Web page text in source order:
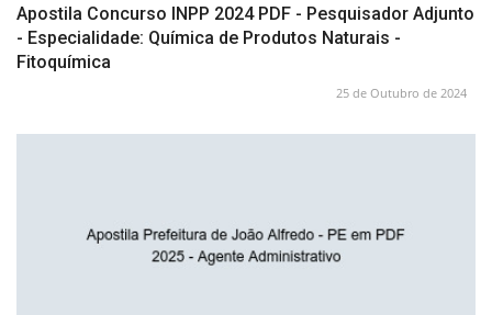
Apostila Concurso INPP 2024 PDF - Pesquisador Adjunto
- Especialidade: Química de Produtos Naturais -
Fitoquímica
25 de Outubro de 2024